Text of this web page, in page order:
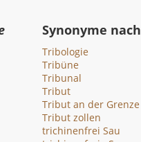
Synonyme nach
Tribologie
Tribüne
Tribunal
Tribut
Tribut an der Grenze
Tribut zollen
trichinenfrei Sau